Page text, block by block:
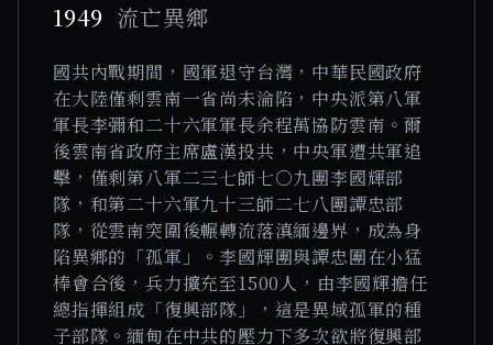
1949 流亡異鄉
國共內戰期間，國軍退守台灣，中華民國政府
在大陸僅剩雲南一省尚未淪陷，中央派第八軍
軍長李彌和二十六軍軍長余程萬協防雲南。爾
後雲南省政府主席盧漢投共，中央軍遭共軍追
擊，僅剩第八軍二三七師七○九團李國輝部
隊，和第二十六軍九十三師二七八團譚忠部
隊，從雲南突圍後輾轉流落滇緬邊界，成為身
陷異鄉的「孤軍」。李國輝團與譚忠團在小猛
棒會合後，兵力擴充至1500人，由李國輝擔任
總指揮組成「復興部隊」，這是異域孤軍的種
子部隊。緬甸在中共的壓力下多次欲將復興部